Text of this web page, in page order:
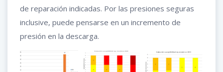
de reparación indicadas. Por las presiones seguras
inclusive, puede pensarse en un incremento de
presión en la descarga.